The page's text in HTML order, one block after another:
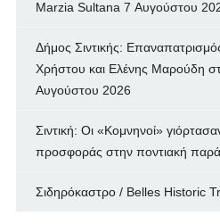
Marzia Sultana 7 Αυγούστου
Δήμος Σιντικής:
Χρήστου και Ελένης Μαρούδη
Αυγούστου 2026
Σιντική: Οι «Κομνηνοί»
προσφοράς στην ποντιακή
Σιδηρόκαστρο / Belles Historic